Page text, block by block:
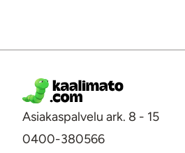
Asiakaspalvelu ark. 8 - 15
0400-380566